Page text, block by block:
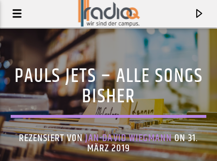
PAULS JETS – ALLE SONGS
BISHER
REZENSIERT VONJAN-DAVID WIEGMANNON 31.
MÄRZ 2019